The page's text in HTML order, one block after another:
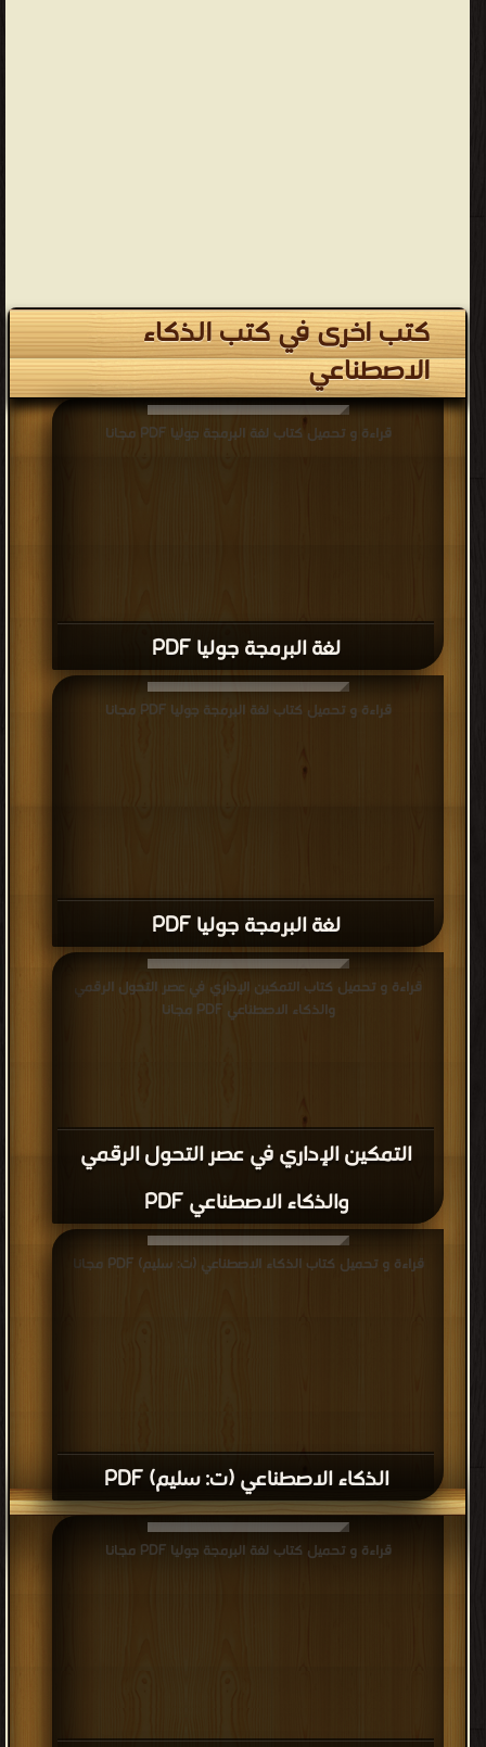
كتب اخرى في كتب الذكاء
الاصطناعي
لغة البرمجة جوليا PDF
قراءة و تحميل كتاب لغة البرمجة جوليا PDF مجانا
لغة البرمجة جوليا PDF
قراءة و تحميل كتاب لغة البرمجة جوليا PDF مجانا
التمكين الإداري في عصر التحول الرقمي
والذكاء الاصطناعي PDF
قراءة و تحميل كتاب التمكين الإداري في عصر التحول الرقمي
والذكاء الاصطناعي PDF مجانا
الذكاء الاصطناعي (ت: سليم) PDF
قراءة و تحميل كتاب الذكاء الاصطناعي (ت: سليم) PDF مجانا
قراءة و تحميل كتاب لغة البرمجة جوليا PDF مجانا